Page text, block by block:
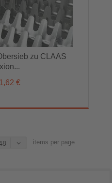
zu CLAAS
€
items per page